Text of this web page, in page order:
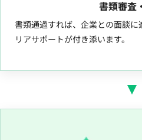
書類審査
書類通過すれば、企業との面談に
リアサポートが付き添います。